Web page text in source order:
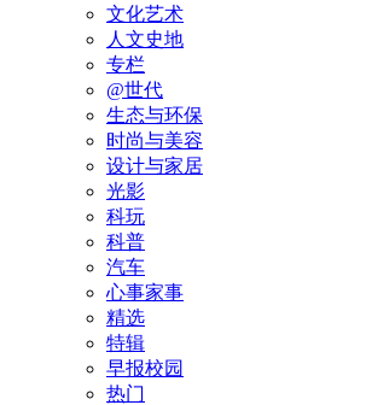
文化艺术
人文史地
专栏
@世代
生态与环保
时尚与美容
设计与家居
光影
科玩
科普
汽车
心事家事
精选
特辑
早报校园
热门